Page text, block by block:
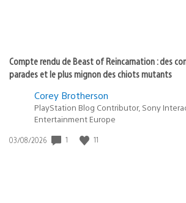
Compte rendu de Beast of Reincarnation : des
parades et le plus mignon des chiots mutants
Corey Brotherson
PlayStation Blog Contributor, Sony
Entertainment Europe
Date
03/08/2026 1 11